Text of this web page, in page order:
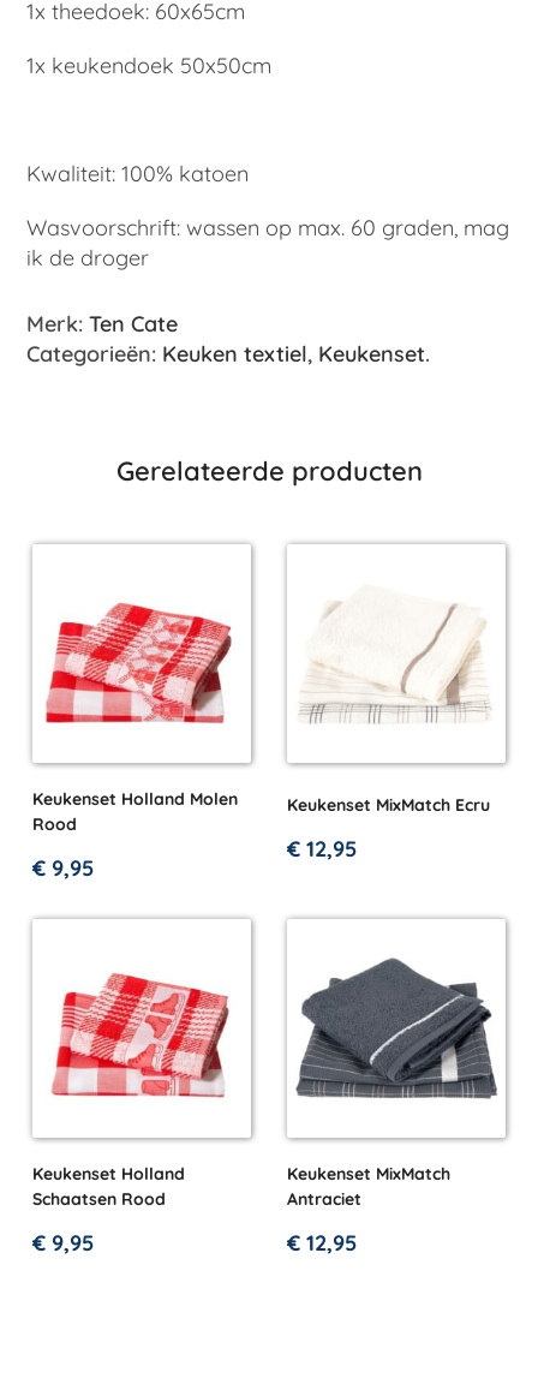
1x theedoek: 60x65cm
1x keukendoek 50x50cm
Kwaliteit: 100% katoen
Wasvoorschrift: wassen op max. 60 graden, mag
ik de droger
Merk:Ten Cate
Categorieën: Keuken textiel, Keukenset.
Gerelateerde producten
Keukenset Holland Molen
Rood
€ 9,95
Keukenset MixMatch Ecru
€ 12,95
Keukenset Holland
Schaatsen Rood
€ 9,95
Keukenset MixMatch
Antraciet
€ 12,95